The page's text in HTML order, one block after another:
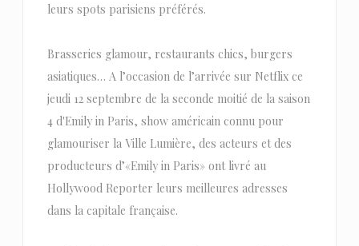
leurs spots parisiens préférés.
Brasseries glamour, restaurants chics, burgers
asiatiques… A l’occasion de l’arrivée sur Netflix ce
jeudi 12 septembre de la seconde moitié de la saison
4 d'Emily in Paris, show américain connu pour
glamouriser la Ville Lumière, des acteurs et des
producteurs d’«Emily in Paris» ont livré au
Hollywood Reporter leurs meilleures adresses
dans la capitale française.